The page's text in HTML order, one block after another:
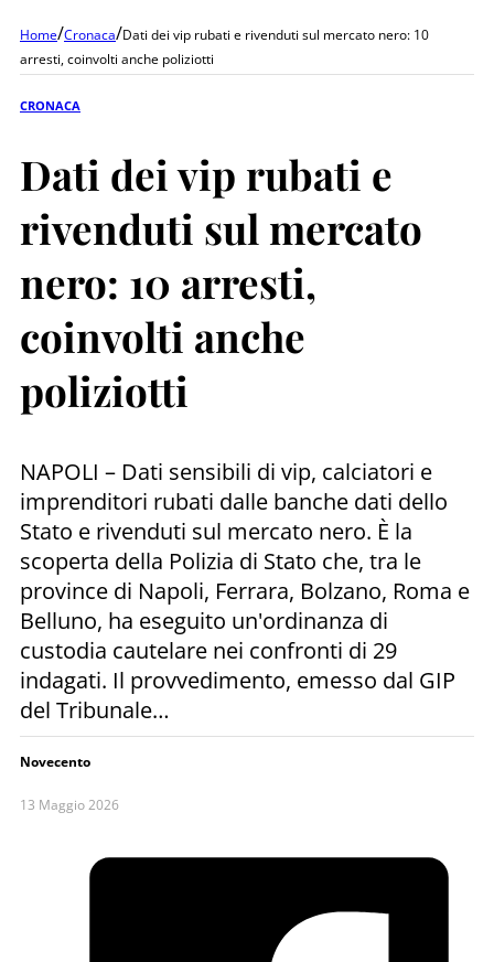
Home/Cronaca/Dati dei vip rubati e rivenduti sul mercato nero: 10
arresti, coinvolti anche poliziotti
CRONACA
Dati dei vip rubati e
rivenduti sul mercato
nero: 10 arresti,
coinvolti anche
poliziotti
NAPOLI – Dati sensibili di vip, calciatori e
imprenditori rubati dalle banche dati dello
Stato e rivenduti sul mercato nero. È la
scoperta della Polizia di Stato che, tra le
province di Napoli, Ferrara, Bolzano, Roma e
Belluno, ha eseguito un'ordinanza di
custodia cautelare nei confronti di 29
indagati. Il provvedimento, emesso dal GIP
del Tribunale…
Novecento
13 Maggio 2026